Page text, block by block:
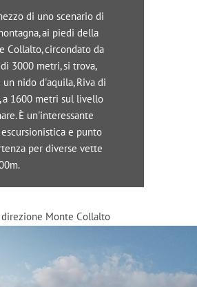
di uno scenario di
ai piedi della
Collalto, circondato da
3000 metri, si trova,
un nido d'aquila, Riva di
a 1600 metri sul livello
È un'interessante
e punto
per diverse vette
direzione Monte Collalto